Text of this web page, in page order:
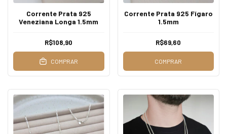
Corrente Prata 925
Veneziana Longa 1.5mm
R$108,90
COMPRAR
Corrente Prata 925 Fígaro
1.5mm
R$69,60
COMPRAR